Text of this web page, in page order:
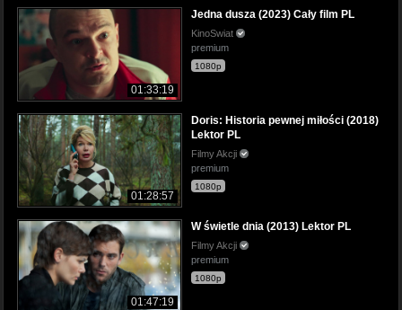
01:33:19
Jedna dusza (2023) Cały film PL
KinoSwiat
premium
1080p
01:28:57
Doris: Historia pewnej miłości (2018)
Lektor PL
Filmy Akcji
premium
1080p
01:47:19
W świetle dnia (2013) Lektor PL
Filmy Akcji
premium
1080p